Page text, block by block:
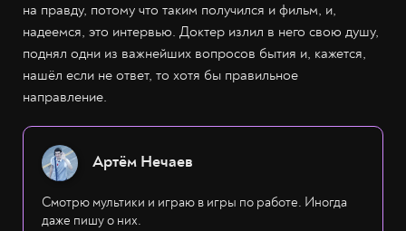
на правду, потому что таким получился и фильм, и,
надеемся, это интервью. Доктер излил в него свою душу,
поднял одни из важнейших вопросов бытия и, кажется,
нашёл если не ответ, то хотя бы правильное
направление.
Артём Нечаев
Смотрю мультики и играю в игры по работе. Иногда
даже пишу о них.